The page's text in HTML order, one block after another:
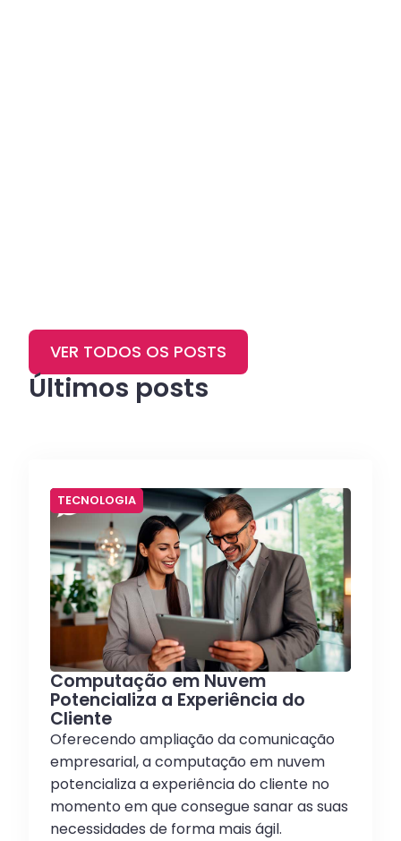
Últimos posts
VER TODOS OS POSTS
TECNOLOGIA
Computação em Nuvem
Potencializa a Experiência do
Cliente
Oferecendo ampliação da comunicação
empresarial, a computação em nuvem
potencializa a experiência do cliente no
momento em que consegue sanar as suas
necessidades de forma mais ágil.